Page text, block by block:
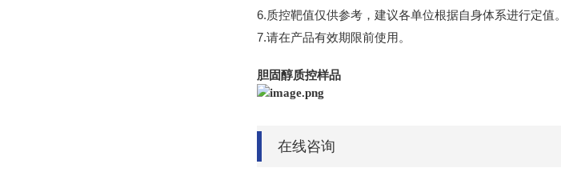
6.质控靶值仅供参考，建议各单位根据自身体系进行定值。
7.请在产品有效期限前使用。
胆固醇质控样品
在线咨询